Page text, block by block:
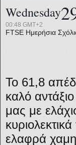
Wednesday
00:48 GMT+2
FTSE Ημερήσια
Το 61,8
καλό
μας με
ελαφρά